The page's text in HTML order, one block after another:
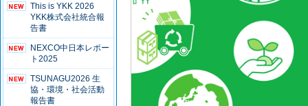
This is YKK 2026
YKK株式会社統合報
告書
NEXCO中日本レポー
ト2025
TSUNAGU2026 生
協・環境・社会活動
報告書